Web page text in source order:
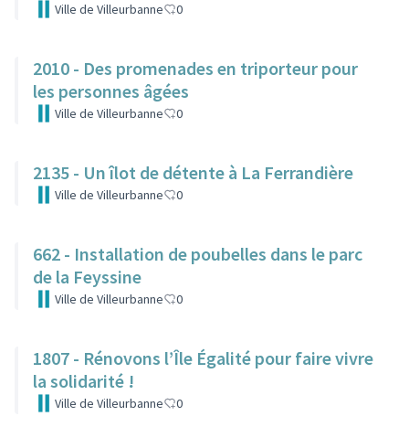
Ville de Villeurbanne 0
2010 - Des promenades en triporteur pour
les personnes âgées
Ville de Villeurbanne 0
2135 - Un îlot de détente à La Ferrandière
Ville de Villeurbanne 0
662 - Installation de poubelles dans le parc
de la Feyssine
Ville de Villeurbanne 0
1807 - Rénovons l’Île Égalité pour faire vivre
la solidarité !
Ville de Villeurbanne 0